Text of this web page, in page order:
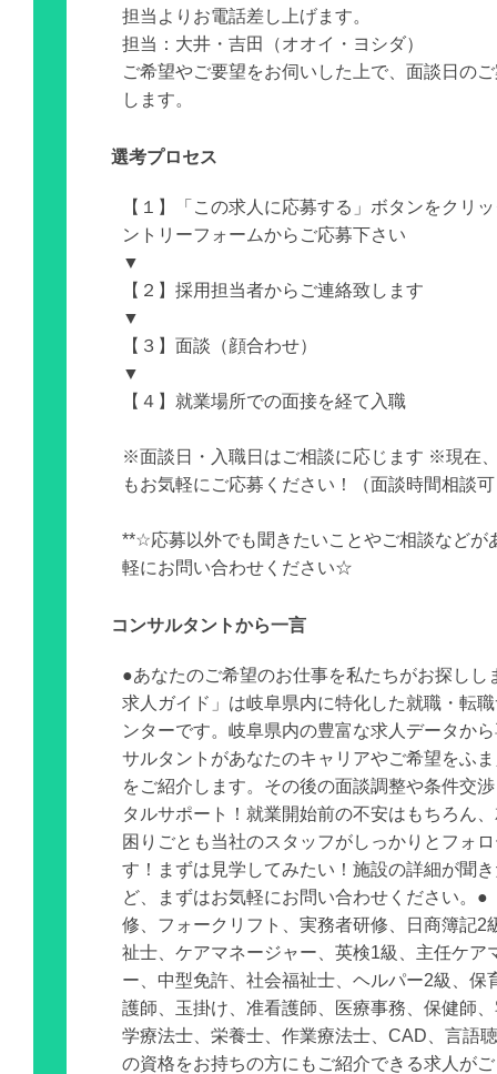
担当よりお電話差し上げます。
担当：大井・吉田（オオイ・ヨシダ）
ご希望やご要望をお伺いした上で、面談日の
します。
選考プロセス
【１】「この求人に応募する」ボタンをクリ
ントリーフォームからご応募下さい
▼
【２】採用担当者からご連絡致します
▼
【３】面談（顔合わせ）
▼
【４】就業場所での面接を経て入職
※面談日・入職日はご相談に応じます ※現在
もお気軽にご応募ください！（面談時間相談
**☆応募以外でも聞きたいことやご相談などが
軽にお問い合わせください☆
コンサルタントから一言
●あなたのご希望のお仕事を私たちがお探しし
求人ガイド」は岐阜県内に特化した就職・転
ンターです。岐阜県内の豊富な求人データか
サルタントがあなたのキャリアやご希望をふ
をご紹介します。その後の面談調整や条件交
タルサポート！就業開始前の不安はもちろん
困りごとも当社のスタッフがしっかりとフォ
す！まずは見学してみたい！施設の詳細が聞
ど、まずはお気軽にお問い合わせください。●
修、フォークリフト、実務者研修、日商簿記2
祉士、ケアマネージャー、英検1級、主任ケア
ー、中型免許、社会福祉士、ヘルパー2級、保
護師、玉掛け、准看護師、医療事務、保健師
学療法士、栄養士、作業療法士、CAD、言語
の資格をお持ちの方にもご紹介できる求人が